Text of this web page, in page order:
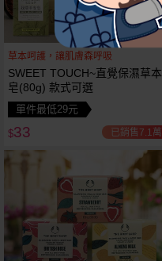
草本呵護，讓肌膚森呼吸
SWEET TOUCH~直覺保濕草本
皂(80g) 款式可選
單件最低29元
$33 已銷售7.1萬